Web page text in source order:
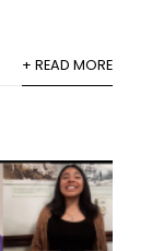
+ READ MORE